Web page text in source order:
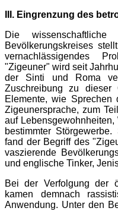
III. Eingrenzung des
Die wissenschaftliche
Bevölkerungskreises
vernachlässigendes
"Zigeuner" wird seit
der Sinti und Roma
Zuschreibung zu
Elemente, wie Sprechen
Zigeunersprache, zum
auf
bestimmter
fand der Begriff des
vaszierende
und englische Tinker,
Bei der Verfolgung der
kamen demnach
Anwendung. Unter den